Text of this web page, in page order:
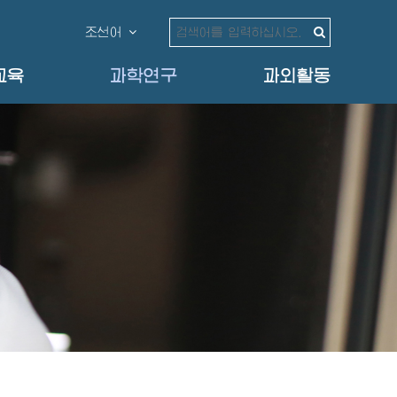
조선어
육 과학연구 과외활동